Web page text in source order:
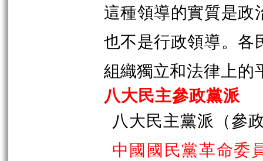
這種領導的實質是政
也不是行政領導。各
組織獨立和法律上的
八大民主參政黨派
八大民主黨派（參
中國國民黨革命委